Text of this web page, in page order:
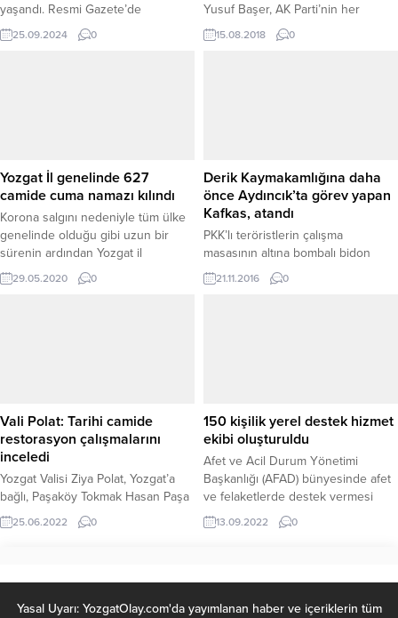
yaşandı. Resmi Gazete’de
yayımlanan ilanlarla birlikte, 25
kamu kurumu toplamda 1.918
25.09.2024 0
Yusuf Başer, AK Parti’nin her
zaman halkının yanında yer aldığını
belirterek, partilerinin, halkın
15.08.2018 0
Yozgat İl genelinde 627
camide cuma namazı kılındı
Korona salgını nedeniyle tüm ülke
genelinde olduğu gibi uzun bir
sürenin ardından Yozgat il
genelinde bugün 627 camide cuma
namazı kılındı.
29.05.2020 0
Derik Kaymakamlığına daha
önce Aydıncık’ta görev yapan
Kafkas, atandı
PKK’lı teröristlerin çalışma
masasının altına bombalı bidon
yerleştirerek şehit ettikleri
Mardin’in Derik Kaymakamı
Safitürk’e yönelik el yapımı patlayıcı
ile saldırı düzenlenmiş, aralarında
Safitürk’ün de bulunduğu 3...
21.11.2016 0
Vali Polat: Tarihi camide
restorasyon çalışmalarını
inceledi
Yozgat Valisi Ziya Polat, Yozgat’a
bağlı, Paşaköy Tokmak Hasan Paşa
Cami'nde restorasyon çalışmalarını
yerinde inceleyerek bilgi aldı.
25.06.2022 0
150 kişilik yerel destek hizmet
ekibi oluşturuldu
Afet ve Acil Durum Yönetimi
Başkanlığı (AFAD) bünyesinde afet
ve felaketlerde destek vermesi
amacıyla il ve ilçe belediye ekipleri
içinden oluşturulan “Yerel Destek
13.09.2022 0
Yasal Uyarı: YozgatOlay.com'da yayımlanan haber ve içeriklerin tüm